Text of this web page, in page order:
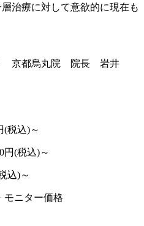
治療に対して意欲的に現在も
京都烏丸院 院長 岩井
(税込)～
円(税込)～
込)～
モニター価格